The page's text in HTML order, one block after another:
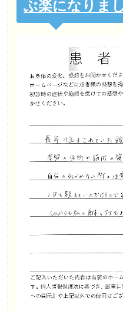
ぶ楽になりま